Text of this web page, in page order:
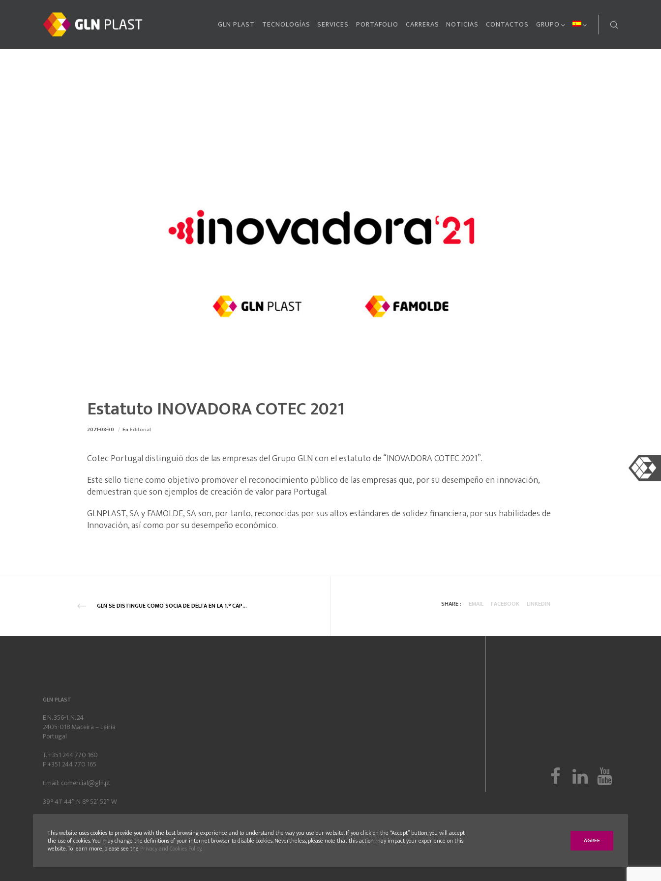
GLN PLAST TECNOLOGÍAS SERVICES PORTAFOLIO CARRERAS NOTICIAS CONTACTOS GRUPO
Estatuto INOVADORA COTEC 2021
2021-08-30 En Editorial
Cotec Portugal distinguió dos de las empresas del Grupo GLN con el estatuto de “INOVADORA COTEC 2021”.
Este sello tiene como objetivo promover el reconocimiento público de las empresas que, por su desempeño en innovación,
demuestran que son ejemplos de creación de valor para Portugal.
GLNPLAST, SA y FAMOLDE, SA son, por tanto, reconocidas por sus altos estándares de solidez financiera, por sus habilidades de
Innovación, así como por su desempeño económico.
GLN SE DISTINGUE COMO SOCIA DE DELTA EN LA 1.° CÁPSULA DE CAFÉ BIODEGRADABLE. SHARE : EMAIL FACEBOOK LINKEDIN
GLN PLAST
E.N. 356-1, N. 24
2405-018 Maceira – Leiria
Portugal
T. +351 244 770 160
F. +351 244 770 165
Email: comercial@gln.pt
39° 41′ 44″ N 8° 52′ 52″ W
This website uses cookies to provide you with the best browsing experience and to understand the way you use our website. If you click on the “Accept” button, you will accept
the use of cookies. You may change the definitions of your internet browser to disable cookies. Nevertheless, please note that this action may impact your experience on this
website. To learn more, please see the Privacy and Cookies Policy.
AGREE